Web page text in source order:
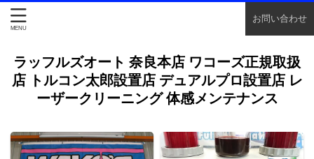
お問い合わせ
ラッフルズオート 奈良本店 ワコーズ正規取扱
店 トルコン太郎設置店 デュアルプロ設置店 レ
ーザークリーニング 体感メンテナンス